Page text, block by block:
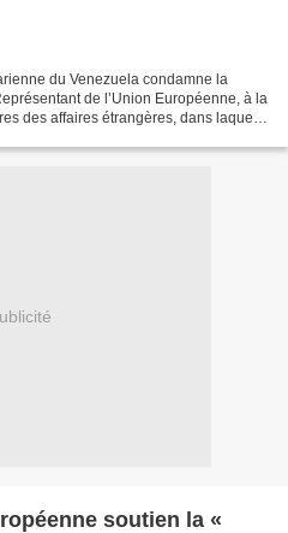
du Venezuela condamne la
de l’Union Européenne, à la
des affaires étrangères, dans laquelle
soutien la «